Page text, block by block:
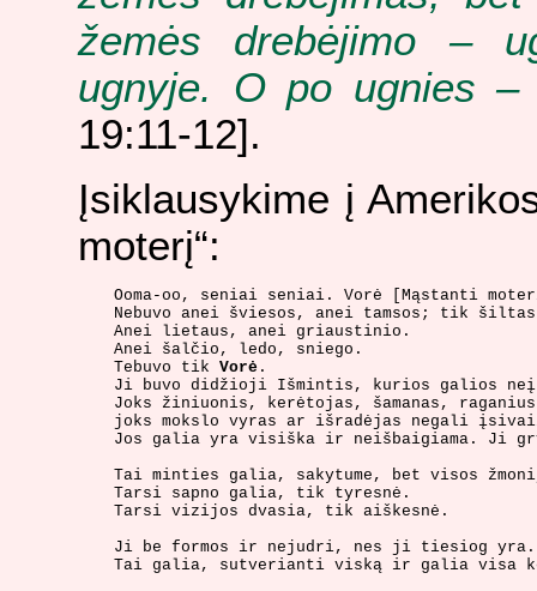
žemės drebėjimo –
ugnyje. O po ugnies
19:11-12].
Įsiklausykime į
moterį“:
Ooma-oo, seniai seniai. Vorė [Mąstanti
Nebuvo anei šviesos, anei tamsos; tik
Anei lietaus, anei griaustinio.
Anei šalčio, ledo, sniego.
Tebuvo tik Vorė .
Ji buvo didžioji Išmintis, kurios galios
Joks žiniuonis, kerėtojas, šamanas,
joks mokslo vyras ar išradėjas negali
Jos galia yra visiška ir neišbaigiama. Ji
Tai minties galia, sakytume, bet visos
Tarsi sapno galia, tik tyresnė.
Tarsi vizijos dvasia, tik aiškesnė.
Ji be formos ir nejudri, nes ji tiesiog yra.
Tai galia, sutverianti viską ir galia visa